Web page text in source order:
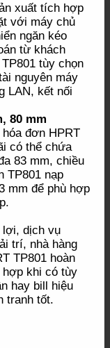
xuất tích hợp
với máy chủ
ngăn kéo
từ khách
tùy chọn
nguyên máy
LAN, kết nối
80 mm
đơn HPRT
có thể chứa
83 mm, chiều
TP801 nạp
mm để phù hợp
lợi, dịch vụ
trí, nhà hàng
TP801 hoàn
khi có tùy
hay bill hiệu
tranh tốt.